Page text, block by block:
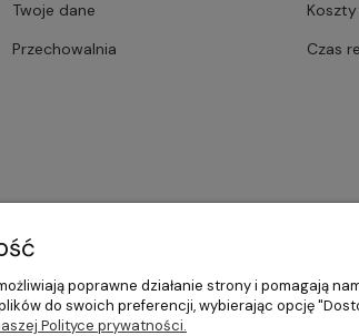
Twoje dane
Przechowalnia
Czas
poprawne działanie strony i pomagają
do swoich preferencji, wybierając opcję
Polityce prywatności.